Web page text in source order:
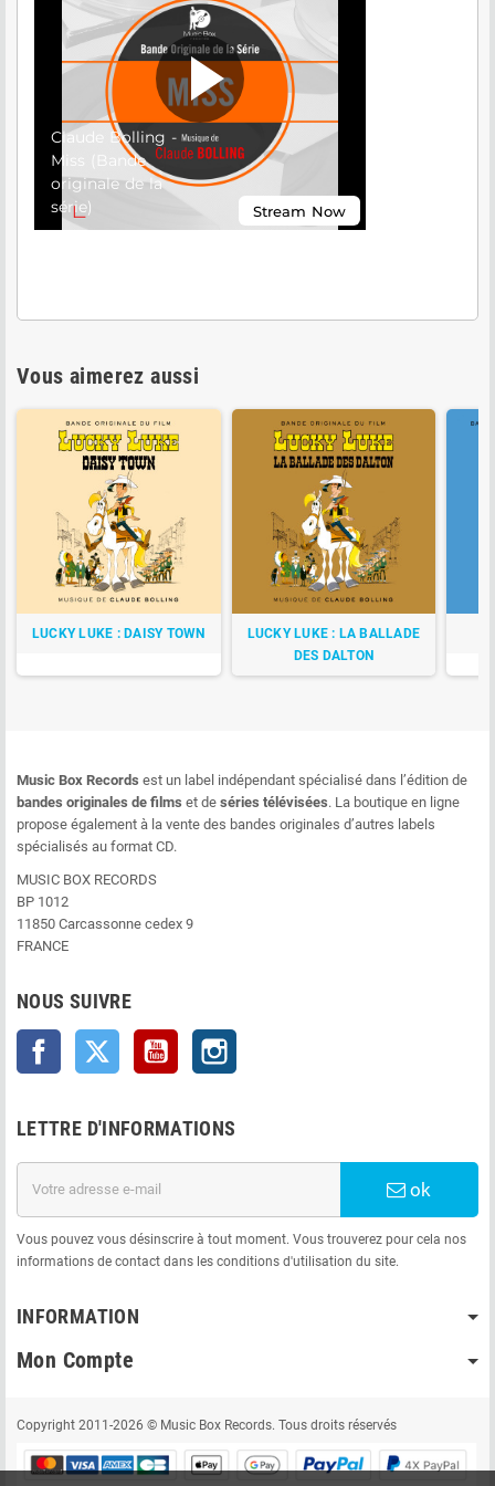
Vous aimerez aussi
LUCKY LUKE : DAISY TOWN
LUCKY LUKE : LA BALLADE
DES DALTON
Music Box Records est un label indépendant spécialisé dans l’édition de
bandes originales de films et de séries télévisées. La boutique en ligne
propose également à la vente des bandes originales d’autres labels
spécialisés au format CD.
MUSIC BOX RECORDS
BP 1012
11850 Carcassonne cedex 9
FRANCE
NOUS SUIVRE
Facebook Twitter YouTube
LETTRE D'INFORMATIONS
ok
Vous pouvez vous désinscrire à tout moment. Vous trouverez pour cela nos
informations de contact dans les conditions d'utilisation du site.
INFORMATION
Mon Compte
Copyright 2011-2026 © Music Box Records. Tous droits réservés